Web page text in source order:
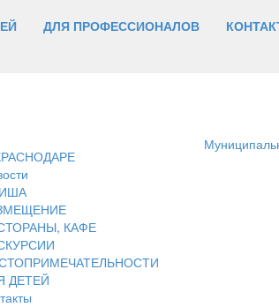
ДЛЯ ПРОФЕССИОНАЛОВ
КАФЕ
ДЕТЕЙ